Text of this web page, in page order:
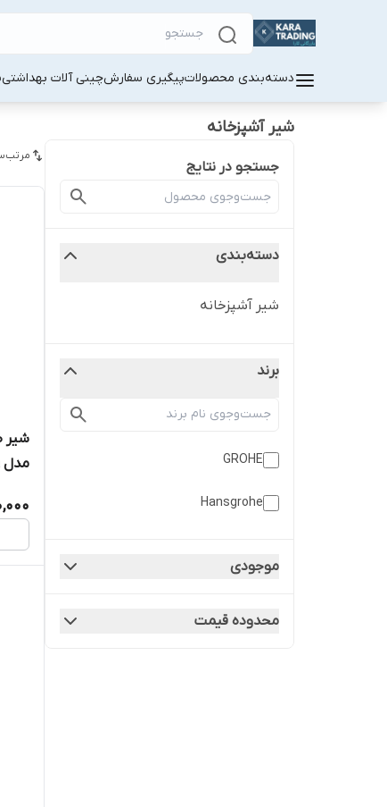
دسته‌بندی محصولاتپیگیری سفارشچینی آلات بهداشتی
شیر آشپزخانه
جستجو در نتایج
دسته‌بندی
شیر آشپزخانه
برند
GROHE
Hansgrohe
موجودی
محدوده قیمت
مدل Minta کد 30274000